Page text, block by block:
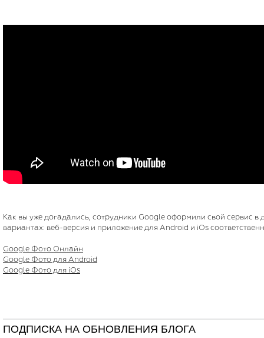
Как вы уже догадались, сотрудники Google оформили свой сервис в
вариантах: веб-версия и приложение для Android и iOs
Google Фото Онлайн
Google Фото для Android
Google Фото для iOs
ПОДПИСКА НА ОБНОВЛЕНИЯ БЛОГА